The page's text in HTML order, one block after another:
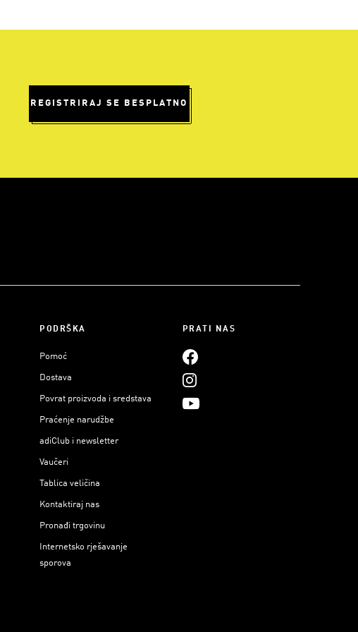
REGISTRIRAJ SE BESPLATNO
PODRŠKA
Pomoć
Dostava
Povrat proizvoda i sredstava
Praćenje narudžbe
adiClub i newsletter
Vaučeri
Tablica veličina
Kontaktiraj nas
Pronađi trgovinu
Internetsko rješavanje
sporova
PRATI NAS